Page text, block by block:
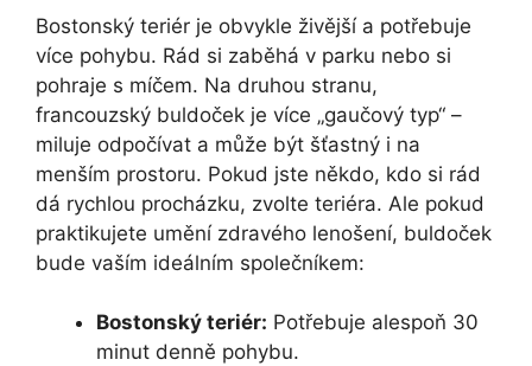
Bostonský teriér je obvykle živější a potřebuje
více pohybu. Rád si zaběhá v parku nebo si
pohraje s míčem. Na druhou ‍stranu,
francouzský buldoček je více „gaučový typ“ –
miluje odpočívat‍ a může být šťastný i na
menším prostoru.⁣ Pokud jste někdo, kdo si rád
dá ​rychlou procházku, zvolte ⁢teriéra.⁢ Ale pokud
⁢praktikujete umění zdravého lenošení, buldoček
bude ‌vaším ideálním společníkem:
Bostonský teriér: ​Potřebuje ⁣alespoň 30
minut denně pohybu.